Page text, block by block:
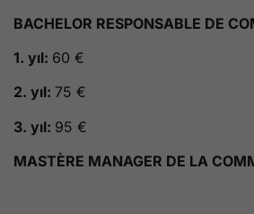
BACHELOR RESPONSABLE DE
1. yıl: 60 €
2. yıl: 75 €
3. yıl: 95 €
MASTÈRE MANAGER DE LA